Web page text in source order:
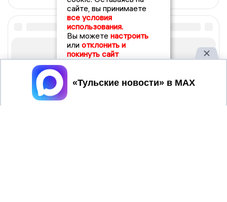
сайте, вы принимаете
все условия
использования.
Вы можете настроить
или отклонить и
покинуть сайт
Принять